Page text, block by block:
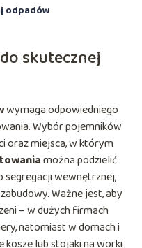
odpadów
skutecznej
wymaga odpowiedniego
Wybór pojemników
oraz miejsca, w którym
można podzielić
segregacji wewnętrznej,
Ważne jest, aby
– w dużych firmach
natomiast w domach i
lub stojaki na worki